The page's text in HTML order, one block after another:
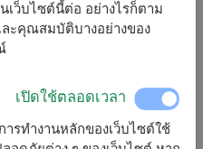
นที่อื่นๆ
เว็บไซต์นี้ต่อ อย่างไรก็ตาม
ะคุณสมบัติบางอย่างของ
เปิดใช้ตลอดเวลา
รทำงานหลักของเว็บไซต์ใช้